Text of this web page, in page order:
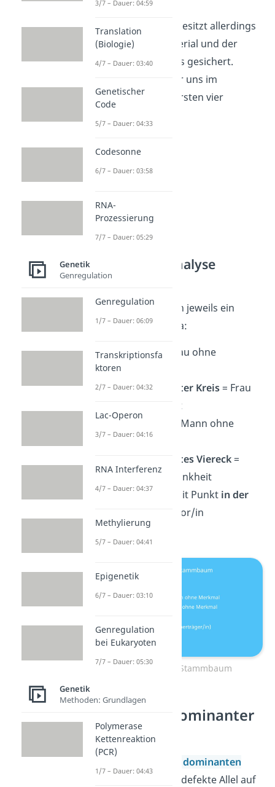
Das Y-Chromosom besitzt allerdings
sehr wenig Genmaterial und der
Erbgang gilt nicht als gesichert.
Deshalb schauen wir uns im
Folgenden nur die ersten vier
Stammbaumanalyse
Grundbegriffe
Stammbäume haben jeweils ein
einheitliches Schema:
leererKreis= Frau ohne
Erbkrankheit
farbig ausgefüllter Kreis= Frau
mit Erbkrankheit
leeres Viereck
= Mann ohne
Erbkrankheit
farbig ausgefülltes Viereck=
Mann mit Erbkrankheit
Kreis / Viereck mit Punkt in der
= Konduktor/in
(Überträger/in)
Grundbegriffe Stammbaum
Autosomal-dominanter
Erbgang
autosomal dominanten
liegt das defekte Allel auf
3/7 – Dauer: 04:59
Translation
(Biologie)
4/7 – Dauer: 03:40
Genetischer
Code
5/7 – Dauer: 04:33
Codesonne
6/7 – Dauer: 03:58
RNA-
Prozessierung
7/7 – Dauer: 05:29
Genetik
Genregulation
Genregulation
1/7 – Dauer: 06:09
Transkriptionsfa
ktoren
2/7 – Dauer: 04:32
Lac-Operon
3/7 – Dauer: 04:16
RNA Interferenz
4/7 – Dauer: 04:37
Methylierung
5/7 – Dauer: 04:41
Epigenetik
6/7 – Dauer: 03:10
Genregulation
bei Eukaryoten
7/7 – Dauer: 05:30
Genetik
Methoden: Grundlagen
Polymerase
Kettenreaktion
(PCR)
1/7 – Dauer: 04:43